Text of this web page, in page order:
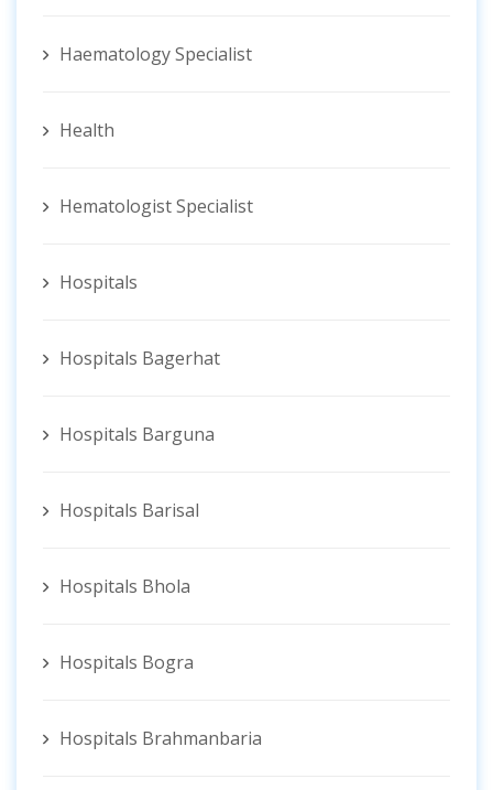
Haematology Specialist
Health
Hematologist ‍Specialist
Hospitals
Hospitals Bagerhat
Hospitals Barguna
Hospitals Barisal
Hospitals Bhola
Hospitals Bogra
Hospitals Brahmanbaria